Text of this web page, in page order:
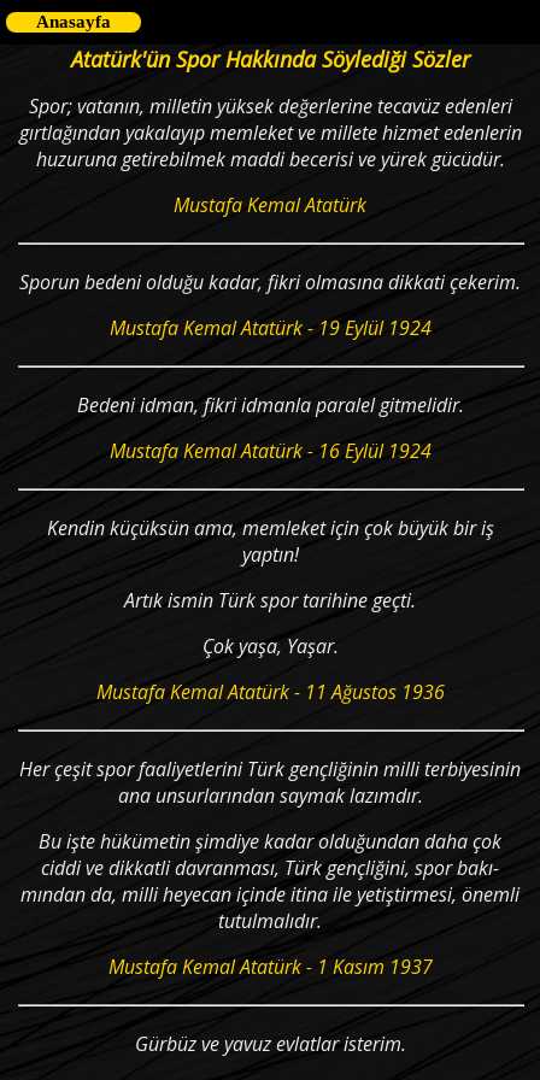
Anasayfa
Atatürk'ün Spor Hakkında Söylediği Sözler
Spor; vatanın, milletin yüksek değerlerine tecavüz edenleri
gırtlağından yakalayıp memleket ve millete hizmet edenlerin
huzuruna getirebilmek maddi becerisi ve yürek gücüdür.
Mustafa Kemal Atatürk
Sporun bedeni olduğu kadar, fikri olmasına dikkati çekerim.
Mustafa Kemal Atatürk - 19 Eylül 1924
Bedeni idman, fikri idmanla paralel gitmelidir.
Mustafa Kemal Atatürk - 16 Eylül 1924
Kendin küçüksün ama, memleket için çok büyük bir iş
yaptın!
Artık ismin Türk spor tarihine geçti.
Çok yaşa, Yaşar.
Mustafa Kemal Atatürk - 11 Ağustos 1936
Her çeşit spor faaliyetlerini Türk gençliğinin milli terbiyesinin
ana unsurlarından saymak lazımdır.
Bu işte hükümetin şimdiye kadar olduğundan daha çok
ciddi ve dikkatli davranması, Türk gençliğini, spor bakı­
mından da, milli heyecan içinde itina ile yetiştirmesi, önemli
tutulmalıdır.
Mustafa Kemal Atatürk - 1 Kasım 1937
Gürbüz ve yavuz evlatlar isterim.